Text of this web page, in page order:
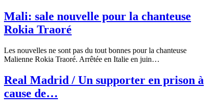
Mali: sale nouvelle pour la chanteuse
Rokia Traoré
Les nouvelles ne sont pas du tout bonnes pour la chanteuse
Malienne Rokia Traoré. Arrêtée en Italie en juin…
Real Madrid / Un supporter en prison à
cause de…